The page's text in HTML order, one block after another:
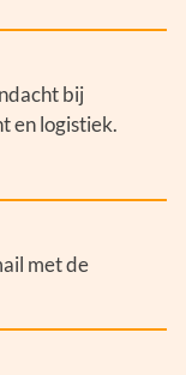
bij
en logistiek.
met de